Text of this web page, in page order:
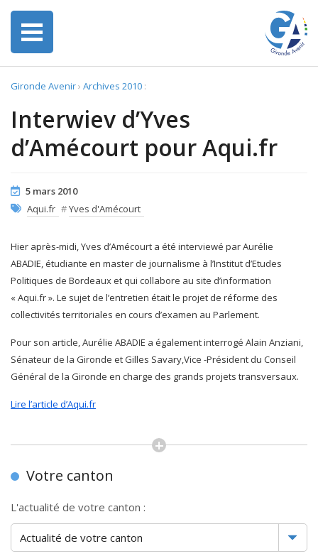
Gironde Avenir› Archives 2010 :
Interwiev d’Yves
d’Amécourt pour Aqui.fr
5 mars 2010
Aqui.fr #Yves d'Amécourt
Hier après-midi, Yves d’Amécourt a été interviewé par Aurélie
ABADIE, étudiante en master de journalisme à l’Institut d’Etudes
Politiques de Bordeaux et qui collabore au site d’information
« Aqui.fr ». Le sujet de l’entretien était le projet de réforme des
collectivités territoriales en cours d’examen au Parlement.
Pour son article, Aurélie ABADIE a également interrogé Alain Anziani,
Sénateur de la Gironde et Gilles Savary,Vice -Président du Conseil
Général de la Gironde en charge des grands projets transversaux.
Lire l’article d’Aqui.fr
Votre canton
L'actualité de votre canton :